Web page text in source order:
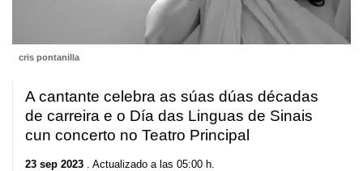
cris pontanilla
A cantante celebra as súas dúas décadas
de carreira e o Día das Linguas de Sinais
cun concerto no Teatro Principal
23 sep 2023 . Actualizado a las 05:00 h.